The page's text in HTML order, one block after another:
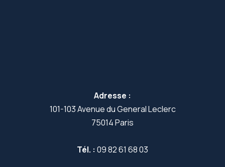
Adresse :
101-103 Avenue du General Leclerc
75014 Paris
Tél. : 09 82 61 68 03